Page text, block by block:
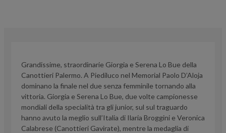
Grandissime, straordinarie Giorgia e Serena Lo Bue della
Canottieri Palermo. A Piediluco nel Memorial Paolo D’Aloja
dominano la finale nel due senza femminile tornando alla
vittoria. Giorgia e Serena Lo Bue, due volte campionesse
mondiali della specialità tra gli junior, sul sul traguardo
hanno avuto la meglio sull’Italia di Ilaria Broggini e Veronica
Calabrese (Canottieri Gavirate), mentre la medaglia di